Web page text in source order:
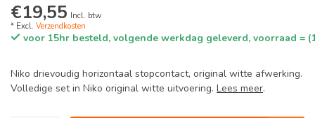
€19,55 Incl. btw
* Excl. Verzendkosten
voor 15hr besteld, volgende werkdag geleverd, voorraad =
Niko drievoudig horizontaal stopcontact, original witte afwerking.
Volledige set in Niko original witte uitvoering. Lees meer.